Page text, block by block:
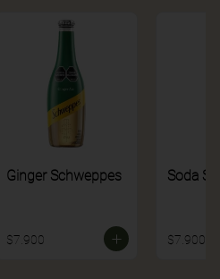
Ginger Schweppes
$7.900
Soda
$7.900